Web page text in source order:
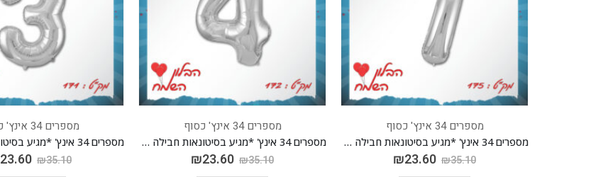
מספרים 34 אינץ' כסוף
מספרים 34 אינץ' *מגיע בסיטונאות חבילה של 5 יח'*
₪35.10
₪23.60
מספרים 34 אינץ' כסוף
מספרים 34 אינץ' *מגיע בסיטונאות חבילה של 5 יח'*
₪35.10
₪23.60
מספרים 34 אינץ' כסוף
₪35.10
23.60